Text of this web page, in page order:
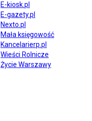
E-kiosk.pl
E-gazety.pl
Nexto.pl
Mała księgowość
Kancelarierp.pl
Wieści Rolnicze
Życie Warszawy